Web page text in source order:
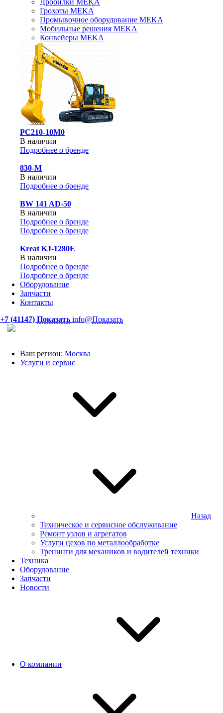
Дробилки MEKA
Грохоты MEKA
Промывочное оборудование MEKA
Мобильные решения MEKA
Конвейеры MEKA
PC210-10M0
В наличии
Подробнее о бренде
830-М
В наличии
Подробнее о бренде
BW 141 AD-50
В наличии
Подробнее о бренде
Подробнее о бренде
Kreat KJ-1280E
В наличии
Подробнее о бренде
Подробнее о бренде
Оборудование
Запчасти
Контакты
+7 (41147) Показать info@Показать
Ваш регион: Москва
Услуги и сервис
Назад
Техническое и сервисное обслуживание
Ремонт узлов и агрегатов
Услуги цехов по металлообработке
Тренинги для механиков и водителей техники
Техника
Оборудование
Запчасти
Новости
О компании